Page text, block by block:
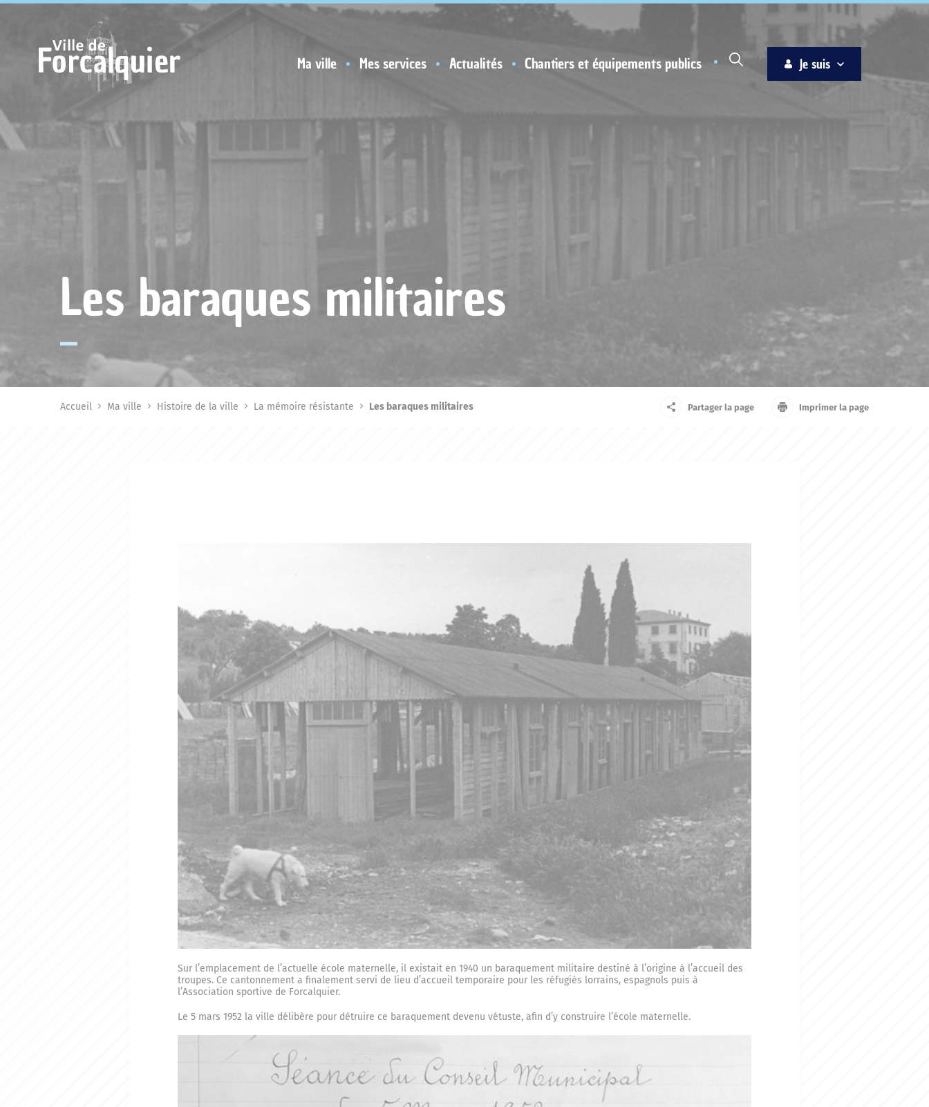
Ma ville Mes services Actualités Chantiers et équipements publics Je suis
Nouvel
arrivant
Touriste
Les baraques militaires
Accueil Ma ville Histoire de la ville La mémoire résistante Les baraques militaires Partager la page Imprimer la page
Sur l’emplacement de l’actuelle école maternelle, il existait en 1940 un baraquement militaire destiné à l’origine à l’accueil des
troupes. Ce cantonnement a finalement servi de lieu d’accueil temporaire pour les réfugiés lorrains, espagnols puis à
l’Association sportive de Forcalquier.
Le 5 mars 1952 la ville délibère pour détruire ce baraquement devenu vétuste, afin d’y construire l’école maternelle.
Cookies management panel